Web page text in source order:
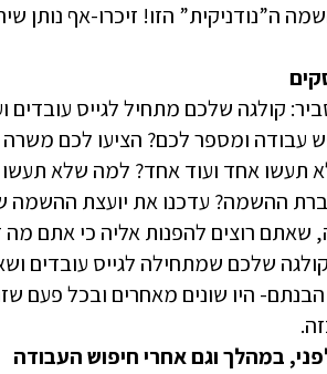
ה”נודניקית” הזו! זיכרו-אף נותן
קולגה שלכם מתחיל לגייס
עבודה ומספר לכם? הציעו לכם
תעשו אחד ועוד אחד? למה שלא תעשו
ההשמה? עדכנו את יועצת ההשמה
שאתם רוצים להפנות אליה כי אתם
שלכם שמתחילה לגייס עובדים
היו שונים מאחרים ובכל פעם
במהלך וגם אחרי חיפוש העבודה